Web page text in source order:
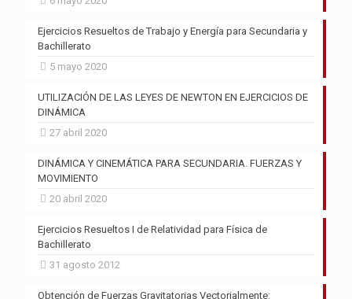
Ejercicios Resueltos de Trabajo y Energía para Secundaria y
Bachillerato
5 mayo 2020
UTILIZACIÓN DE LAS LEYES DE NEWTON EN EJERCICIOS DE
DINÁMICA
27 abril 2020
DINÁMICA Y CINEMÁTICA PARA SECUNDARIA. FUERZAS Y
MOVIMIENTO
20 abril 2020
Ejercicios Resueltos I de Relatividad para Física de
Bachillerato
31 agosto 2012
Obtención de Fuerzas Gravitatorias Vectorialmente: